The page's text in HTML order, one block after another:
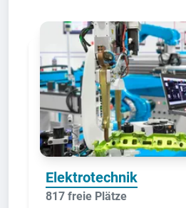
Elektrotechnik
817 freie Plätze